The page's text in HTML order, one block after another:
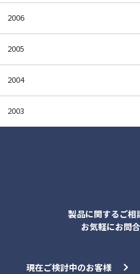
2006
2005
2004
2003
製品に関するご相
お気軽にお問
現在ご検討中のお客様